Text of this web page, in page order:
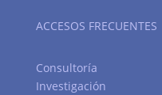
ACCESOS FRECUENTES
Consultoría
Investigación